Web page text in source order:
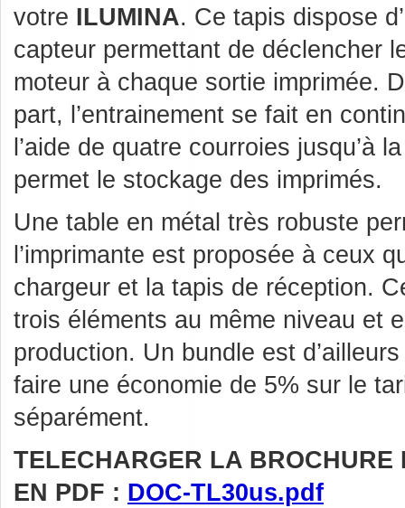
votre ILUMINA. Ce tapis dispose
capteur permettant de déclencher
moteur à chaque sortie imprimée.
part, l’entrainement se fait en
l’aide de quatre courroies jusqu’à
permet le stockage des imprimés.
Une table en métal très robuste
l’imprimante est proposée à ceux
chargeur et la tapis de réception.
trois éléments au même niveau et
production. Un bundle est
faire une économie de 5% sur le
séparément.
TELECHARGER LA BROCHURE
EN PDF : DOC-TL30us.pdf